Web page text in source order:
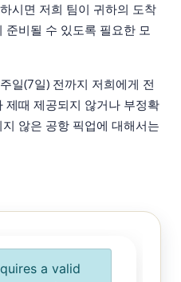
시면 저희 팀이 귀하의 도착
준비될 수 있도록 필요한 모
일(7일) 전까지 저희에게 전
제때 제공되지 않거나 부정확
않은 공항 픽업에 대해서는